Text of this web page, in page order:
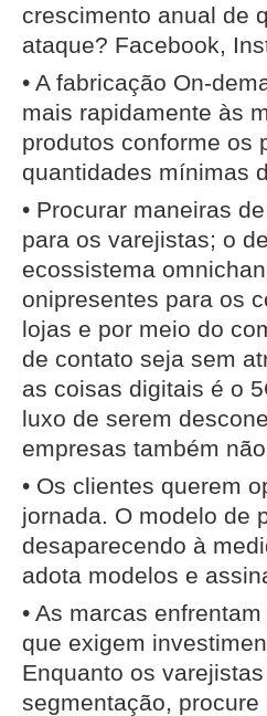
crescimento anual de
ataque? Facebook,
• A fabricação On-
mais rapidamente às
produtos conforme os
quantidades mínimas
• Procurar maneiras
para os varejistas; o
ecossistema
onipresentes para os
lojas e por meio do
de contato seja sem
as coisas digitais é o
luxo de serem
empresas também
• Os clientes querem
jornada. O modelo de
desaparecendo à
adota modelos e
• As marcas
que exigem
Enquanto os
segmentação,